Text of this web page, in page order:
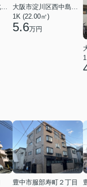
大阪市淀川区野中北１丁目
大阪市淀川区西中島３丁目
1K (22.00㎡)
5.6万円
豊中市服部寿町２丁目